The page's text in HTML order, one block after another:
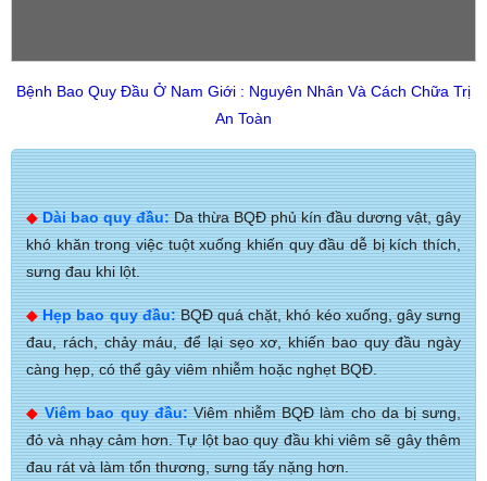
Bệnh Bao Quy Đầu Ở Nam Giới : Nguyên Nhân Và Cách Chữa Trị
An Toàn
◆Dài bao quy đầu:Da thừa BQĐ phủ kín đầu dương vật, gây
khó khăn trong việc tuột xuống khiến quy đầu dễ bị kích thích,
sưng đau khi lột.
◆Hẹp bao quy đầu:BQĐ quá chặt, khó kéo xuống, gây sưng
đau, rách, chảy máu, để lại sẹo xơ, khiến bao quy đầu ngày
càng hẹp, có thể gây viêm nhiễm hoặc nghẹt BQĐ.
◆Viêm bao quy đầu:Viêm nhiễm BQĐ làm cho da bị sưng,
đỏ và nhạy cảm hơn. Tự lột bao quy đầu khi viêm sẽ gây thêm
đau rát và làm tổn thương, sưng tấy nặng hơn.